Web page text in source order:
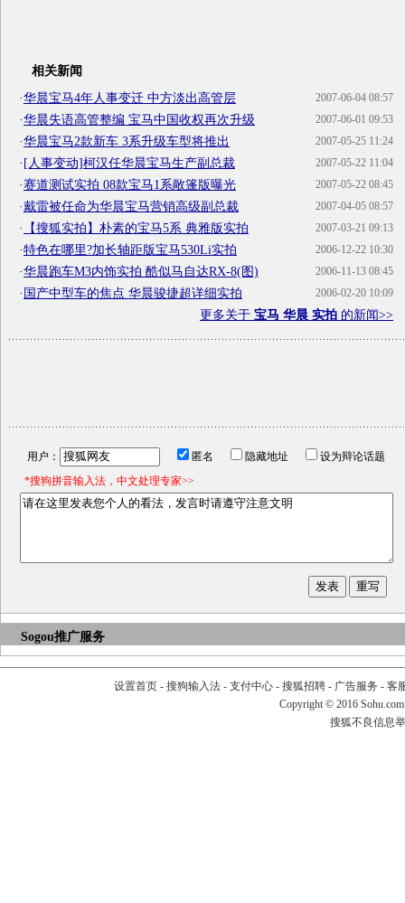
相关新闻
2007-06-04 08:57
·华晨宝马4年人事变迁 中方淡出高管层
2007-06-01 09:53
·华晨失语高管整编 宝马中国收权再次升级
2007-05-25 11:24
·华晨宝马2款新车 3系升级车型将推出
2007-05-22 11:04
·[人事变动]柯汉任华晨宝马生产副总裁
2007-05-22 08:45
·赛道测试实拍 08款宝马1系敞篷版曝光
2007-04-05 08:57
·戴雷被任命为华晨宝马营销高级副总裁
2007-03-21 09:13
· 【搜狐实拍】朴素的宝马5系 典雅版实拍
2006-12-22 10:30
·特色在哪里?加长轴距版宝马530Li实拍
2006-11-13 08:45
·华晨跑车M3内饰实拍 酷似马自达RX-8(图)
2006-02-20 10:09
·国产中型车的焦点 华晨骏捷超详细实拍
更多关于 宝马 华晨 实拍 的新闻>>
用户： 匿名 隐藏地址
设为辩论话题
*搜狗拼音输入法，中文处理专家>>
Sogou推广服务
设置首页- 搜狗输入法- 支付中心- 搜狐招聘- 广告服务 - 客
Copyright © 2016
搜狐不良信息